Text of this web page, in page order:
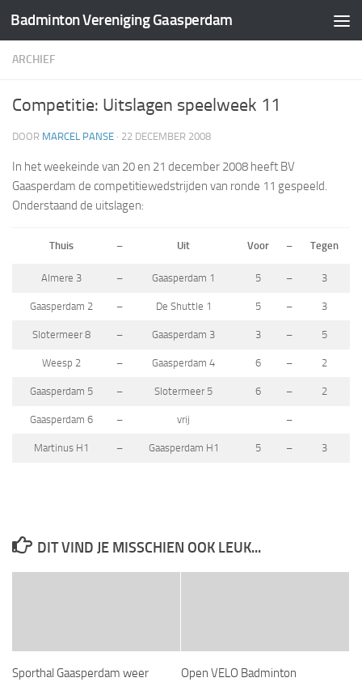
Doorgaan naar inhoud
Badminton Vereniging Gaasperdam
ARCHIEF
Competitie: Uitslagen speelweek 11
DOOR MARCEL PANSE · 22 DECEMBER 2008
In het weekeinde van 20 en 21 december 2008 heeft BV
Gaasperdam de competitiewedstrijden van ronde 11 gespeeld.
Onderstaand de uitslagen:
Thuis – Uit Voor – Tegen
Almere 3 – Gaasperdam 1 5 – 3
Gaasperdam 2 – De Shuttle 1 5 – 3
Slotermeer 8 – Gaasperdam 3 3 – 5
Weesp 2 – Gaasperdam 4 6 – 2
Gaasperdam 5 – Slotermeer 5 6 – 2
Gaasperdam 6 – vrij –
Martinus H1 – Gaasperdam H1 5 – 3
DIT VIND JE MISSCHIEN OOK LEUK...
Sporthal Gaasperdam weer
Open VELO Badminton